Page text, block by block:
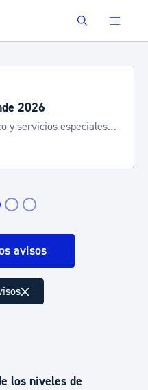
Buscar
8-15 agosto
avisos
los niveles de